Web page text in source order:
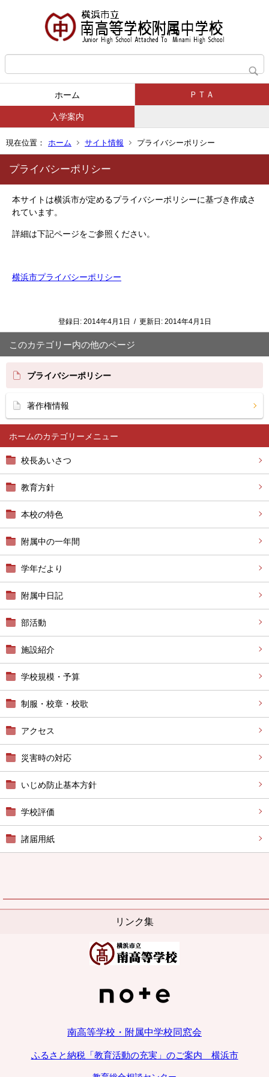
ホーム ＰＴＡ
入学案内
現在位置： ホーム サイト情報 プライバシーポリシー
ホーム
校長あいさつ
教育方針
本校の特色
附属中の一年間
学年だより
附属中日記
部活動
施設紹介
学校規模・予算
制服・校章・校歌
アクセス
災害時の対応
いじめ防止基本方針
学校評価
諸届用紙
リンク集
南高等学校・附属中学校同窓会
ふるさと納税「教育活動の充実」のご案内 横浜市
プライバシーポリシー
本サイトは横浜市が定めるプライバシーポリシーに基づき作成さ
れています。
詳細は下記ページをご参照ください。
横浜市プライバシーポリシー
登録日: 2014年4月1日 / 更新日: 2014年4月1日
このカテゴリー内の他のページ
プライバシーポリシー
著作権情報